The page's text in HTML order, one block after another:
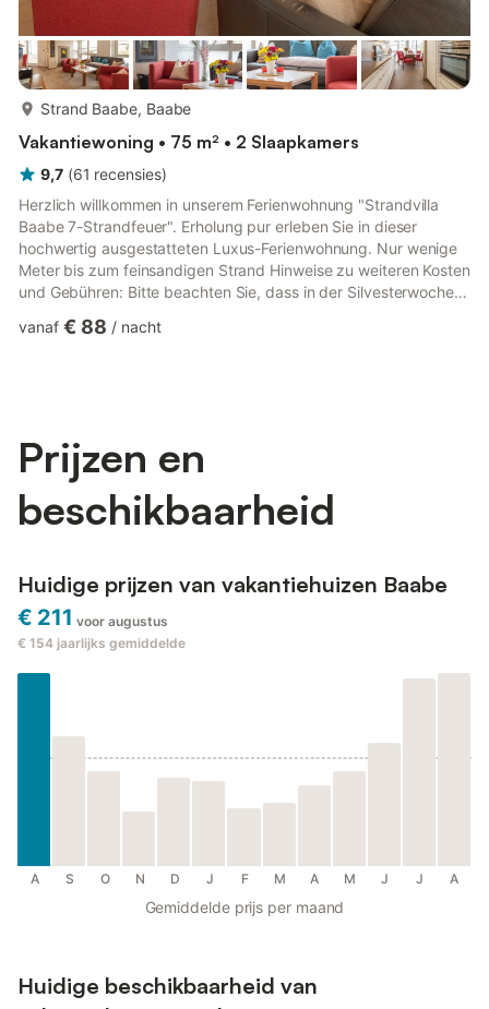
Strand Baabe, Baabe
Vakantiewoning • 75 m² • 2 Slaapkamers
9,7 (61 recensies)
Herzlich willkommen in unserem Ferienwohnung "Strandvilla
Baabe 7-Strandfeuer". Erholung pur erleben Sie in dieser
hochwertig ausgestatteten Luxus-Ferienwohnung. Nur wenige
Meter bis zum feinsandigen Strand Hinweise zu weiteren Kosten
und Gebühren: Bitte beachten Sie, dass in der Silvesterwoche
flexibel, buchbar ist. 150,- € Sicherheitsleistung wird im Voraus
vanaf € 88 / nacht
Prijzen en
beschikbaarheid
Huidige prijzen van vakantiehuizen Baabe
€ 211 voor augustus
€ 154 jaarlijks gemiddelde
A S O N D J F M A M J J A
Gemiddelde prijs per maand
Huidige beschikbaarheid van